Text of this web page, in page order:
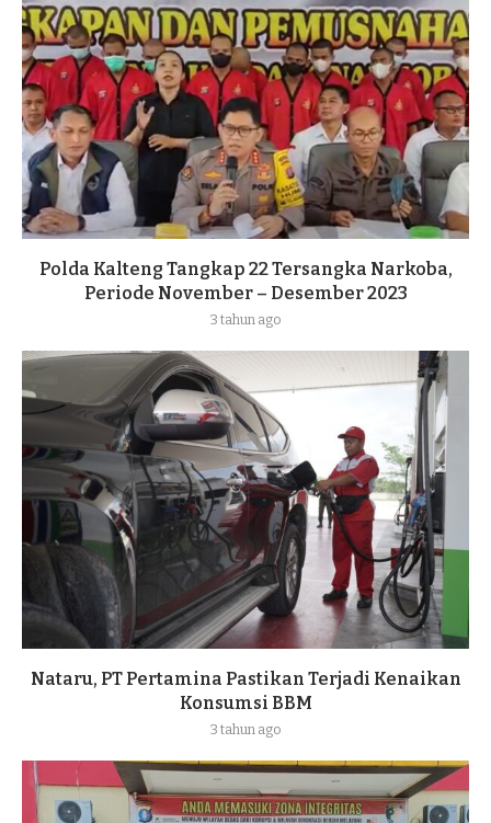
Polda Kalteng Tangkap 22 Tersangka Narkoba,
Periode November – Desember 2023
3 tahun ago
Nataru, PT Pertamina Pastikan Terjadi Kenaikan
Konsumsi BBM
3 tahun ago